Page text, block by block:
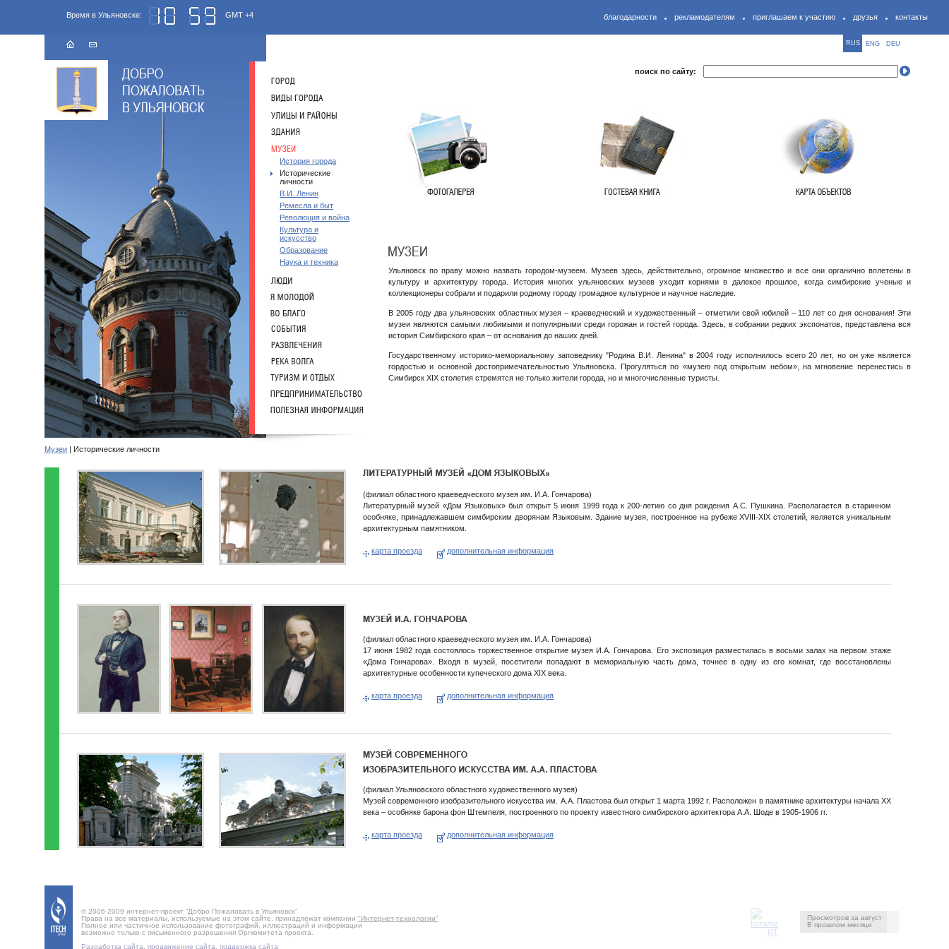
благодарности рекламодателям приглашаем к участию друзья контакты
Время в Ульяновске: GMT +4
RUS ENG DEU
поиск по сайту:
Ульяновск по праву можно назвать городом-музеем. Музеев здесь, действительно, огромное множество и все они органично вплетены в
культуру и архитектуру города. История многих ульяновских музеев уходит корнями в далекое прошлое, когда симбирские ученые и
коллекционеры собрали и подарили родному городу громадное культурное и научное наследие.
В 2005 году два ульяновских областных музея – краеведческий и художественный – отметили свой юбилей – 110 лет со дня основания! Эти
музеи являются самыми любимыми и популярными среди горожан и гостей города. Здесь, в собрании редких экспонатов, представлена вся
история Симбирского края – от основания до наших дней.
Государственному историко-мемориальному заповеднику "Родина В.И. Ленина" в 2004 году исполнилось всего 20 лет, но он уже является
гордостью и основной достопримечательностью Ульяновска. Прогуляться по «музею под открытым небом», на мгновение перенестись в
Симбирск XIX столетия стремятся не только жители города, но и многочисленные туристы.
История города
Исторические
личности
В.И. Ленин
Ремесла и быт
Революция и война
Культура и
искусство
Образование
Наука и техника
Музеи | Исторические личности
(филиал областного краеведческого музея им. И.А. Гончарова)
Литературный музей «Дом Языковых» был открыт 5 июня 1999 года к 200-летию со дня рождения А.С. Пушкина. Располагается в старинном
особняке, принадлежавшем симбирским дворянам Языковым. Здание музея, построенное на рубеже XVIII-XIX столетий, является уникальным
архитектурным памятником.
карта проезда дополнительная информация
(филиал областного краеведческого музея им. И.А. Гончарова)
17 июня 1982 года состоялось торжественное открытие музея И.А. Гончарова. Его экспозиция разместилась в восьми залах на первом этаже
«Дома Гончарова». Входя в музей, посетители попадают в мемориальную часть дома, точнее в одну из его комнат, где восстановлены
архитектурные особенности купеческого дома XIX века.
карта проезда дополнительная информация
(филиал Ульяновского областного художественного музея)
Музей современного изобразительного искусства им. А.А. Пластова был открыт 1 марта 1992 г. Расположен в памятнике архитектуры начала ХХ
века – особняке барона фон Штемпеля, построенного по проекту известного симбирского архитектора А.А. Шоде в 1905-1906 гг.
карта проезда дополнительная информация
© 2006-2009 интернет-проект “Добро Пожаловать в Ульяновск”
Права на все материалы, используемые на этом сайте, принадлежат компании "Интернет-технологии"
Полное или частичное использование фотографий, иллюстраций и информации
возможно только с письменного разрешения Оргкомитета проекта.
Разработка сайта
продвижение сайта поддержка сайта
Просмотров за август
В прошлом месяце